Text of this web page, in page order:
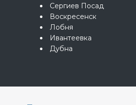
Сергиев Посад
Воскресенск
Лобня
Ивантеевка
Дубна